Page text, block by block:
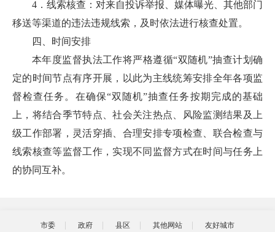
4．线索核查：对来自投诉举报、媒体曝光、其他部门
移送等渠道的违法违规线索，及时依法进行核查处置。
四、时间安排
本年度监督执法工作将严格遵循“双随机”抽查计划确
定的时间节点有序开展，以此为主线统筹安排全年各项监
督检查任务。在确保“双随机”抽查任务按期完成的基础
上，将结合季节特点、社会关注热点、风险监测结果及上
级工作部署，灵活穿插、合理安排专项检查、联合检查与
线索核查等监督工作，实现不同监督方式在时间与任务上
的协同互补。
市委 政府 县区 其他网站 友好城市